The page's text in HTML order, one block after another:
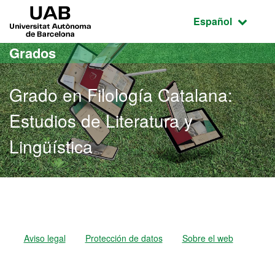
Acceso al contenido principal
Acceso a la navegación de la página
Idioma
Español
Grados
Grado en Filología Catalana:
Estudios de Literatura y
Lingüística
Aviso legal Protección de datos
Sobre el web